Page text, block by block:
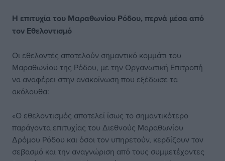
Η επιτυχία του Μαραθωνίου Ρόδου, περνά μέσα από
τον Εθελοντισμό
Οι εθελοντές αποτελούν σημαντικό κομμάτι του
Μαραθωνίου της Ρόδου, με την Οργανωτική Επιτροπή
να αναφέρει στην ανακοίνωση που εξέδωσε τα
ακόλουθα:
«Ο εθελοντισμός αποτελεί ίσως το σημαντικότερο
παράγοντα επιτυχίας του Διεθνούς Μαραθωνίου
Δρόμου Ρόδου και όσοι τον υπηρετούν, κερδίζουν τον
σεβασμό και την αναγνώριση από τους συμμετέχοντες